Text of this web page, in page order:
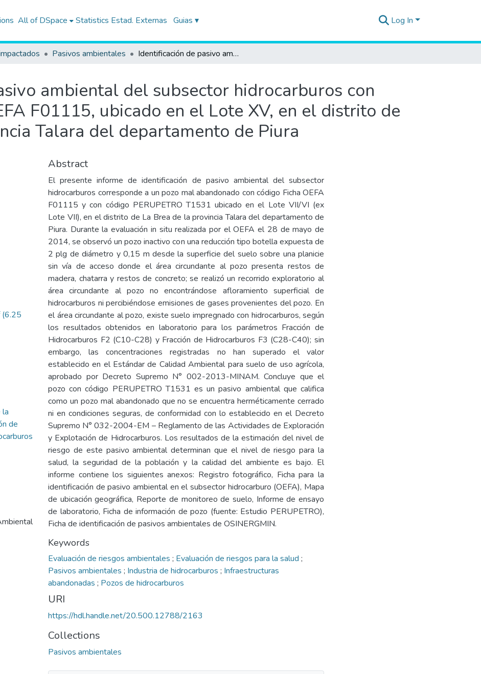
All of DSpace Statistics Estad. Externas Guias ▾ Log In
Pasivos ambientales Identificación de pasivo ambiental del subsector hidrocarburos con código de Ficha OEFA F01115, ubicado en el Lote XV, en el distrito de Lobitos de la provincia Talara del departamento de Piura
ambiental del subsector hidrocarburos con
F01115, ubicado en el Lote XV, en el distrito de
Talara del departamento de Piura
(6.25
la
de
Abstract
El presente informe de identificación de pasivo ambiental del subsector
hidrocarburos corresponde a un pozo mal abandonado con código Ficha OEFA
F01115 y con código PERUPETRO T1531 ubicado en el Lote VII/VI (ex
Lote VII), en el distrito de La Brea de la provincia Talara del departamento de
Piura. Durante la evaluación in situ realizada por el OEFA el 28 de mayo de
2014, se observó un pozo inactivo con una reducción tipo botella expuesta de
2 plg de diámetro y 0,15 m desde la superficie del suelo sobre una planicie
sin vía de acceso donde el área circundante al pozo presenta restos de
madera, chatarra y restos de concreto; se realizó un recorrido exploratorio al
área circundante al pozo no encontrándose afloramiento superficial de
hidrocarburos ni percibiéndose emisiones de gases provenientes del pozo. En
el área circundante al pozo, existe suelo impregnado con hidrocarburos, según
los resultados obtenidos en laboratorio para los parámetros Fracción de
Hidrocarburos F2 (C10-C28) y Fracción de Hidrocarburos F3 (C28-C40); sin
embargo, las concentraciones registradas no han superado el valor
establecido en el Estándar de Calidad Ambiental para suelo de uso agrícola,
aprobado por Decreto Supremo N° 002-2013-MINAM. Concluye que el
pozo con código PERUPETRO T1531 es un pasivo ambiental que califica
como un pozo mal abandonado que no se encuentra herméticamente cerrado
ni en condiciones seguras, de conformidad con lo establecido en el Decreto
Supremo N° 032-2004-EM – Reglamento de las Actividades de Exploración
y Explotación de Hidrocarburos. Los resultados de la estimación del nivel de
riesgo de este pasivo ambiental determinan que el nivel de riesgo para la
salud, la seguridad de la población y la calidad del ambiente es bajo. El
informe contiene los siguientes anexos: Registro fotográfico, Ficha para la
identificación de pasivo ambiental en el subsector hidrocarburo (OEFA), Mapa
de ubicación geográfica, Reporte de monitoreo de suelo, Informe de ensayo
de laboratorio, Ficha de información de pozo (fuente: Estudio PERUPETRO),
Ficha de identificación de pasivos ambientales de OSINERGMIN.
Keywords
Evaluación de riesgos ambientales ; Evaluación de riesgos para la salud ;
Pasivos ambientales ; Industria de hidrocarburos ; Infraestructuras
abandonadas ; Pozos de hidrocarburos
URI
https://hdl.handle.net/20.500.12788/2163
Collections
Pasivos ambientales